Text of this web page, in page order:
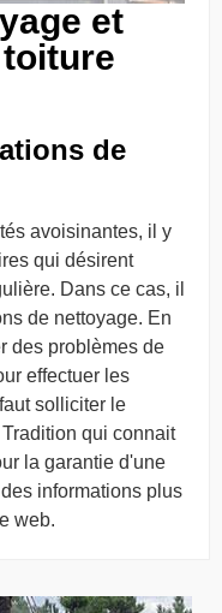
et
de
avoisinantes, il y
qui désirent
Dans ce cas, il
de nettoyage. En
des problèmes de
effectuer les
solliciter le
qui connait
la garantie d'une
informations plus
web.